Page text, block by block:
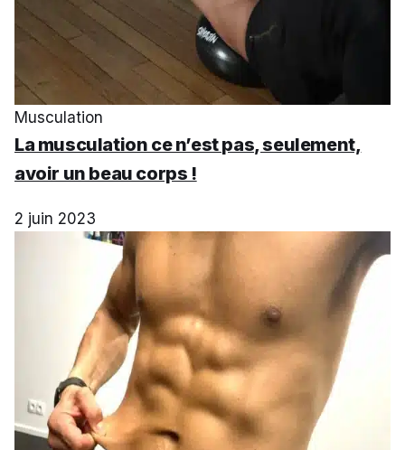
Musculation
La musculation ce n’est pas, seulement,
avoir un beau corps !
2 juin 2023